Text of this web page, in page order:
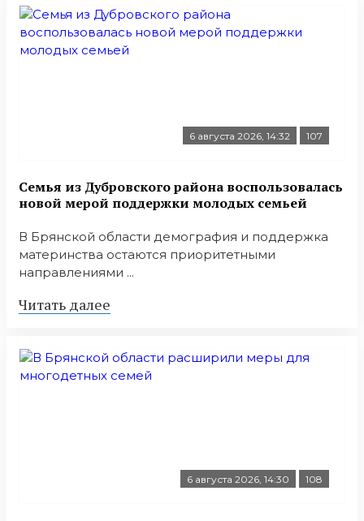
6 августа 2026, 14:32 107
Семья из Дубровского района воспользовалась
новой мерой поддержки молодых семьей
В Брянской области демография и поддержка
материнства остаются приоритетными
направлениями ...
Читать далее
6 августа 2026, 14:30 108